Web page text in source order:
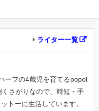
ライター一覧
ーフの4歳児を育てるpopol
さがりなので、時短・手
トーに生活しています。